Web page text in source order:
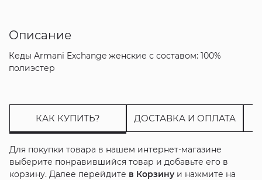
Описание
Кеды Armani Exchange женские с составом: 100%
полиэстер
КАК КУПИТЬ? ДОСТАВКА И ОПЛАТА
Для покупки товара в нашем интернет-магазине
выберите понравившийся товар и добавьте его в
корзину. Далее перейдите в Корзинуи нажмите на